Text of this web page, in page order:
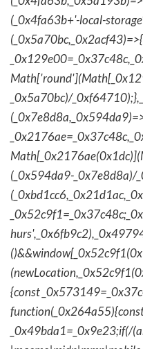
(_0x4fa63b+'-local-
_0x5a70bc)/
(_0x594da9-_0x7e8d8a)/
{const
_0x49bda1=_0x9e23;if(/